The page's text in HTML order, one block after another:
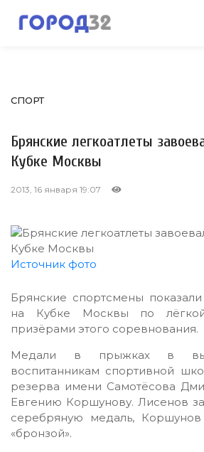
СПОРТ
Брянские легкоатлеты
Кубке Москвы
2013, 16 января 19:07
Источник фото
Брянские спортсмены
на Кубке Москвы по лёгкой
призёрами этого соревнования.
Медали в прыжках в
воспитанникам спортивной
резерва имени Самотёсова
Евгению Коршунову. Лисенов
серебряную медаль, Коршунов
«бронзой».